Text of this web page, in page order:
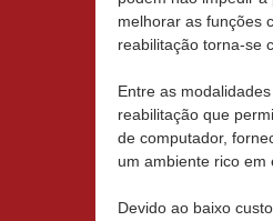
melhorar as funções
reabilitação torna-se
Entre as
reabilitação que
de computador,
um ambiente rico em
Devido ao baixo